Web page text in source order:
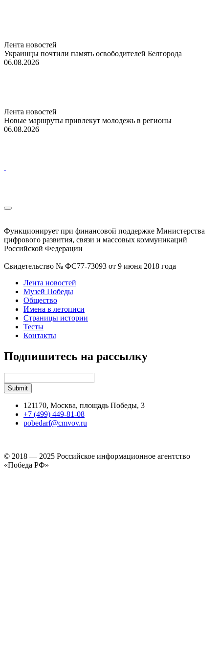
Лента новостей
Украинцы почтили память освободителей Белгорода
06.08.2026
Лента новостей
Новые маршруты привлекут молодежь в регионы
06.08.2026
Функционирует при финансовой поддержке Министерства
цифрового развития, связи и массовых коммуникаций
Российской Федерации
Свидетельство № ФС77-73093 от 9 июня 2018 года
Лента новостей
Музей Победы
Общество
Имена в летописи
Страницы истории
Тесты
Контакты
Подпишитесь на рассылку
121170, Москва, площадь Победы, 3
+7 (499) 449-81-08
pobedarf@cmvov.ru
© 2018 — 2025 Российское информационное агентство
«Победа РФ»